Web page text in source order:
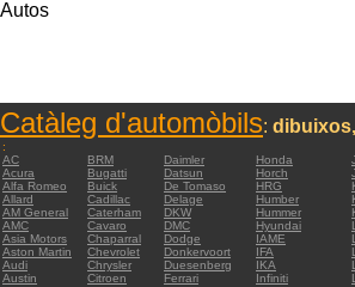
Autos
Catàleg d'automòbils:
:
AC
BRM Daimler Honda
Acura
Bugatti Datsun Horch
Alfa Romeo
Buick De Tomaso HRG
Allard
Cadillac Delage Humber
AM General
Caterham DKW Hummer
AMC
Cavaro DMC Hyundai
Asia Motors
Chaparral Dodge IAME
Aston Martin
Chevrolet Donkervoort IFA
Audi
Chrysler Duesenberg IKA
Austin
Citroen Ferrari Infiniti